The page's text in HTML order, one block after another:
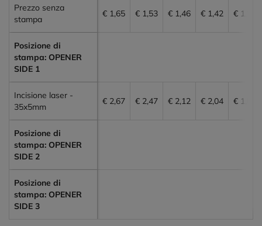
Prezzo senza
stampa
€ 1,65 € 1,53 € 1,46 € 1,42 € 1,37
Posizione di
stampa: OPENER
SIDE 1
Incisione laser -
35x5mm
€ 2,67 € 2,47 € 2,12 € 2,04 € 1,88
Posizione di
stampa: OPENER
SIDE 2
Posizione di
stampa: OPENER
SIDE 3